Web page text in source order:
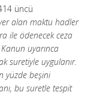
üncü
alan maktu hadler
ile ödenecek ceza
uyarınca
suretiyle uygulanır.
yüzde beşini
bu suretle tespit